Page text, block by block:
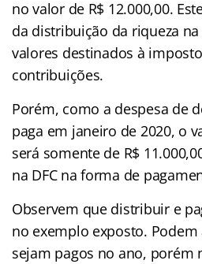
no valor de R$ 12.000,00.
da distribuição da riqueza
valores destinados à
contribuições.
Porém, como a despesa de
paga em janeiro de 2020, o
será somente de R$
na DFC na forma de
Observem que distribuir e
no exemplo exposto. Podem
sejam pagos no ano, porém